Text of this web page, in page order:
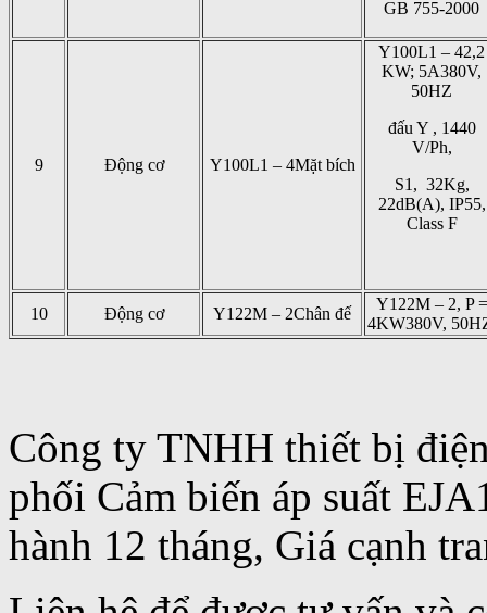
GB 755-2000
9 Động cơ Y100L1 – 4Mặt bích
Y100L1 – 42,2
KW; 5A380V,
50HZ
đấu Y , 1440
V/Ph,
S1, 32Kg,
22dB(A), IP55,
Class F
10 Động cơ Y122M – 2Chân đế
Y122M – 2, P =
4KW380V,
Công ty TNHH thiết bị
phối Cảm biến áp suất
hành 12 tháng, Giá cạnh